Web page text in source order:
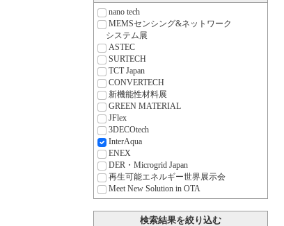
nano tech
MEMSセンシング&ネットワーク
システム展
ASTEC
SURTECH
TCT Japan
CONVERTECH
新機能性材料展
GREEN MATERIAL
JFlex
3DECOtech
InterAqua
ENEX
DER・Microgrid Japan
再生可能エネルギー世界展示会
Meet New Solution in OTA
検索結果を絞り込む